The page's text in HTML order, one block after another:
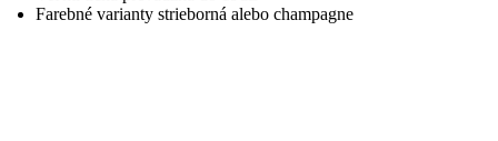
Farebné varianty strieborná alebo champagne